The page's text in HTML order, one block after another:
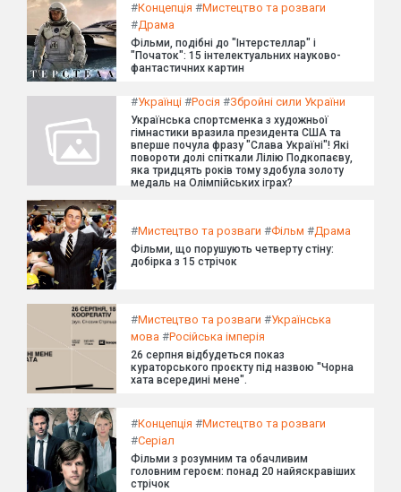
#Концепція #Мистецтво та розваги
#Драма
Фільми, подібні до "Інтерстеллар" і
"Початок": 15 інтелектуальних науково-
фантастичних картин
#Українці #Росія #Збройні сили України
Українська спортсменка з художньої
гімнастики вразила президента США та
вперше почула фразу "Слава Україні"! Які
повороти долі спіткали Лілію Подкопаєву,
яка тридцять років тому здобула золоту
медаль на Олімпійських іграх?
#Мистецтво та розваги #Фільм #Драма
Фільми, що порушують четверту стіну:
добірка з 15 стрічок
#Мистецтво та розваги #Українська
мова #Російська імперія
26 серпня відбудеться показ
кураторського проєкту під назвою "Чорна
хата всередині мене".
#Концепція #Мистецтво та розваги
#Серіал
Фільми з розумним та обачливим
головним героєм: понад 20 найяскравіших
стрічок